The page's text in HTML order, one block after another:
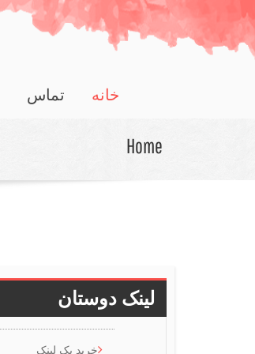
خانه تماس
Home
لینک دوستان
خرید بک لینک